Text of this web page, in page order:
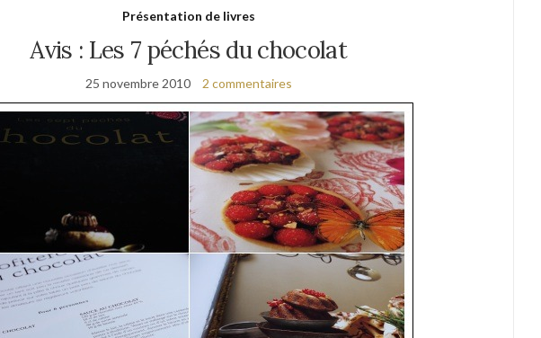
Présentation de livres
Avis : Les 7 péchés du chocolat
25 novembre 2010 2 commentaires